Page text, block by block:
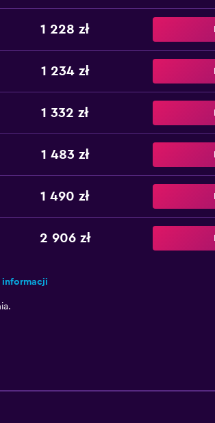
1 228 zł
1 234 zł
1 332 zł
1 483 zł
1 490 zł
2 906 zł
informacji